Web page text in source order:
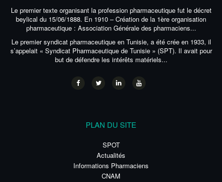
Le premier texte organisant la profession pharmaceutique fut le décret
beylical du 15/06/1888. En 1910 – Création de la 1ère organisation
pharmaceutique : Association Générale des pharmaciens...
Le premier syndicat pharmaceutique en Tunisie, a été crée en 1933, il
s’appelait « Syndicat Pharmaceutique de Tunisie » (SPT). Il avait pour
but de défendre les intérêts matériels...
PLAN DU SITE
SPOT
Actualités
Informations Pharmaciens
CNAM